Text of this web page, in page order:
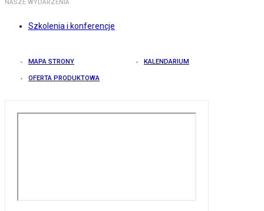
NASZE WYDARZENIA
Szkolenia i konferencje
MAPA STRONY KALENDARIUM
OFERTA PRODUKTOWA